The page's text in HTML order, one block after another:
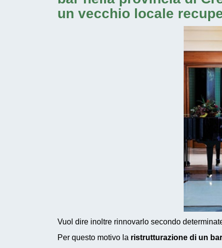
un vecchio locale
Vuol dire inoltre rinnovarlo secondo
Per questo motivo la ristrutturazione di un